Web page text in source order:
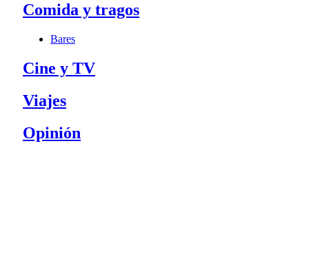
Comida y tragos
Bares
Cine y TV
Viajes
Opinión